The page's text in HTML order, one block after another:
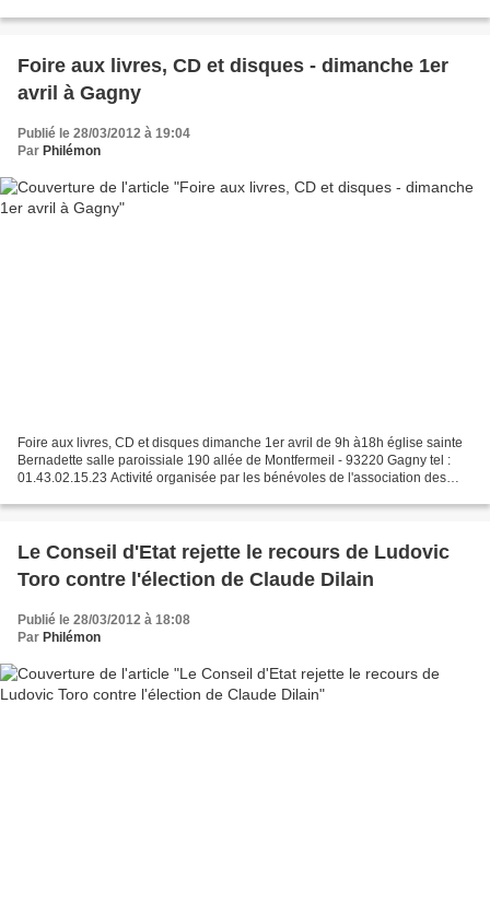
Foire aux livres, CD et disques - dimanche 1er
avril à Gagny
Publié le 28/03/2012 à 19:04
Par Philémon
Foire aux livres, CD et disques dimanche 1er avril de 9h à18h église sainte
Bernadette salle paroissiale 190 allée de Montfermeil - 93220 Gagny tel :
01.43.02.15.23 Activité organisée par les bénévoles de l'association des
Le Conseil d'Etat rejette le recours de Ludovic
Toro contre l'élection de Claude Dilain
Publié le 28/03/2012 à 18:08
Par Philémon